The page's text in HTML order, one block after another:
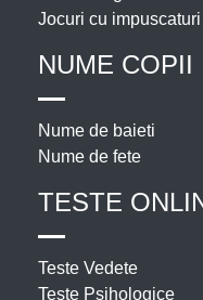
Jocuri cu impuscaturi
NUME COPII
Nume de baieti
Nume de fete
TESTE
Teste Vedete
Teste Psihologice